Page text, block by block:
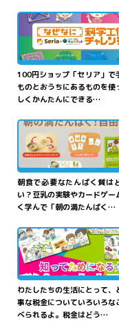
100円ショップ「セリア」で
ものとおうちにあるものを使
しくかんたんにできる…
朝食で必要なたんぱく質は
い？豆乳の実験やカードゲー
く学んで「朝の満たんぱく…
わたしたちの生活にとって、
事な税金についていろいろな
べられるよ。税金はどう…